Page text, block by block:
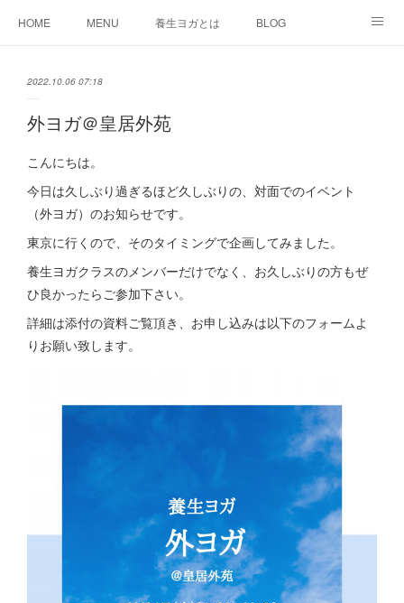
HOME MENU 養生ヨガとは BLOG
2022.10.06 07:18
外ヨガ＠皇居外苑
こんにちは。
今日は久しぶり過ぎるほど久しぶりの、対面でのイベント
（外ヨガ）のお知らせです。
東京に行くので、そのタイミングで企画してみました。
養生ヨガクラスのメンバーだけでなく、お久しぶりの方もぜ
ひ良かったらご参加下さい。
詳細は添付の資料ご覧頂き、お申し込みは以下のフォームよ
りお願い致します。